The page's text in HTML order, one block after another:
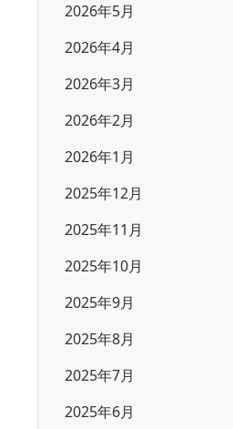
2026年5月
2026年4月
2026年3月
2026年2月
2026年1月
2025年12月
2025年11月
2025年10月
2025年9月
2025年8月
2025年7月
2025年6月